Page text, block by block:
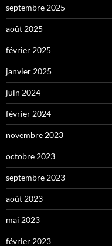
septembre 2025
août 2025
février 2025
janvier 2025
juin 2024
février 2024
novembre 2023
octobre 2023
septembre 2023
août 2023
mai 2023
février 2023